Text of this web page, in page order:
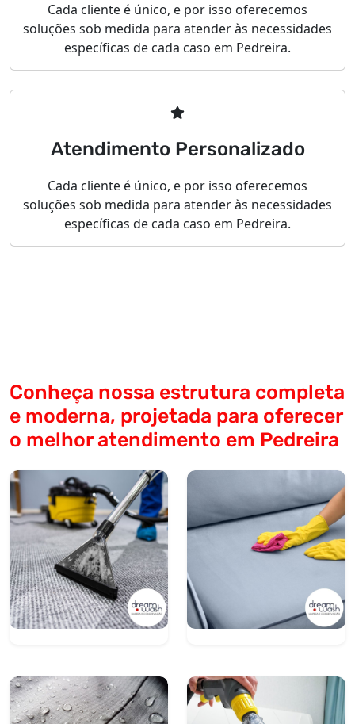
Cada cliente é único, e por isso oferecemos
soluções sob medida para atender às necessidades
específicas de cada caso em Pedreira.
Atendimento Personalizado
Cada cliente é único, e por isso oferecemos
soluções sob medida para atender às necessidades
específicas de cada caso em Pedreira.
Conheça nossa estrutura completa
e moderna, projetada para oferecer
o melhor atendimento em Pedreira